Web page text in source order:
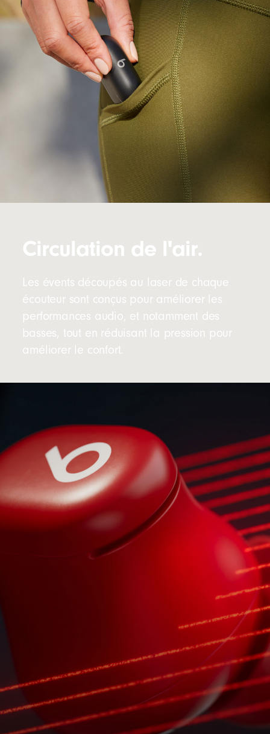
Circulation de l'air.
Les évents découpés au laser de chaque
écouteur sont conçus pour améliorer les
performances audio, et notamment des
basses, tout en réduisant la pression pour
améliorer le confort.